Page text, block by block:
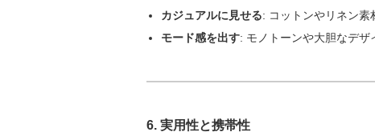
カジュアルに見せる: コットンやリネン素
モード感を出す: モノトーンや大胆なデザ
6. 実用性と携帯性